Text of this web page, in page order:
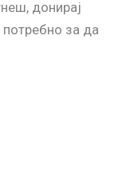
донирај
за да